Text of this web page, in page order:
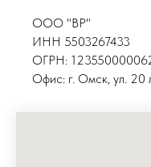
ООО "ВР"
ИНН 5503267433
ОГРН:
Офис: г. Омск, ул. 20